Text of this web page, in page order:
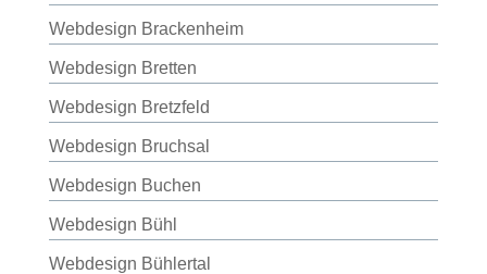
Webdesign Brackenheim
Webdesign Bretten
Webdesign Bretzfeld
Webdesign Bruchsal
Webdesign Buchen
Webdesign Bühl
Webdesign Bühlertal